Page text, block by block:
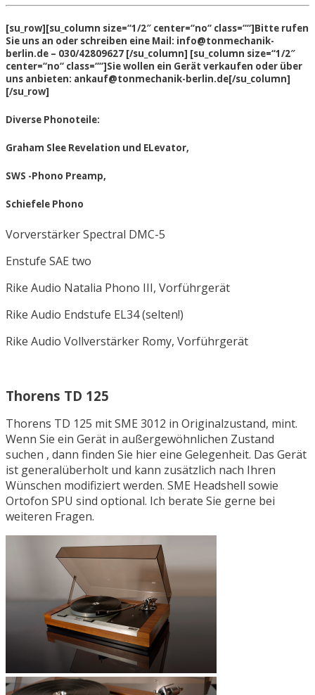
[su_row][su_column size=“1/2″ center=“no“ class=““]Bitte rufen
Sie uns an oder schreiben eine Mail: info@tonmechanik-
berlin.de – 030/42809627 [/su_column] [su_column size=“1/2″
center=“no“ class=““]Sie wollen ein Gerät verkaufen oder über
uns anbieten: ankauf@tonmechanik-berlin.de[/su_column]
[/su_row]
Diverse Phonoteile:
Graham Slee Revelation und ELevator,
SWS -Phono Preamp,
Schiefele Phono
Vorverstärker Spectral DMC-5
Enstufe SAE two
Rike Audio Natalia Phono III, Vorführgerät
Rike Audio Endstufe EL34 (selten!)
Rike Audio Vollverstärker Romy, Vorführgerät
Thorens TD 125
Thorens TD 125 mit SME 3012 in Originalzustand, mint.
Wenn Sie ein Gerät in außergewöhnlichen Zustand
suchen , dann finden Sie hier eine Gelegenheit. Das Gerät
ist generalüberholt und kann zusätzlich nach Ihren
Wünschen modifiziert werden. SME Headshell sowie
Ortofon SPU sind optional. Ich berate Sie gerne bei
weiteren Fragen.